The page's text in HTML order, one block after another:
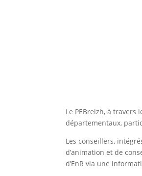
Le PEBreizh, à travers
départementaux,
Les conseillers,
d’animation et de
d’EnR via une